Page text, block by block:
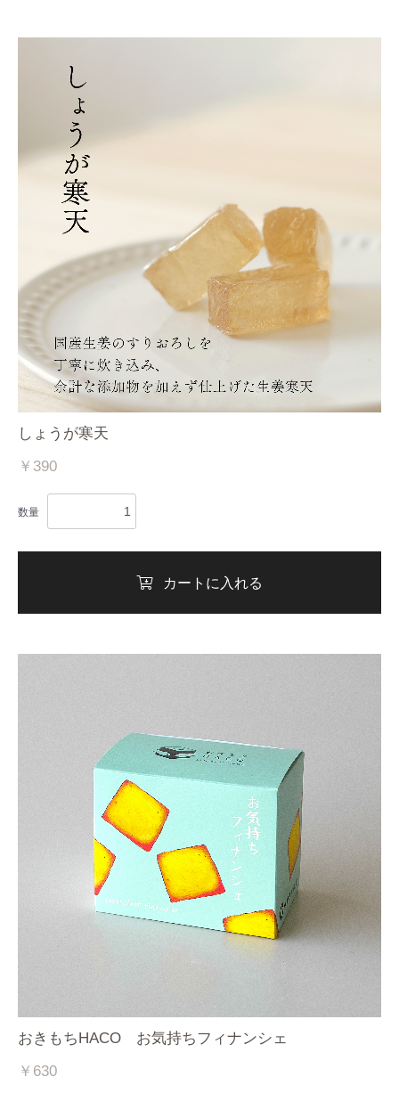
しょうが寒天
￥390
数量
カートに入れる
おきもちHACO お気持ちフィナンシェ
￥630